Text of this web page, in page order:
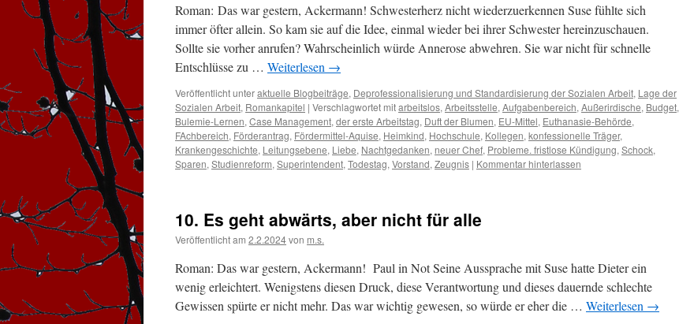
Roman: Das war gestern, Ackermann! Schwesterherz nicht wiederzuerkennen Suse fühlte sich
immer öfter allein. So kam sie auf die Idee, einmal wieder bei ihrer Schwester hereinzuschauen.
Sollte sie vorher anrufen? Wahrscheinlich würde Annerose abwehren. Sie war nicht für schnelle
Entschlüsse zu … Weiterlesen →
Veröffentlicht unteraktuelle Blogbeiträge, Deprofessionalisierung und Standardisierung der Sozialen Arbeit, Lage der
Sozialen Arbeit, Romankapitel | Verschlagwortet mitarbeitslos, Arbeitsstelle, Aufgabenbereich, Außerirdische, Budget,
Bulemie-Lernen, Case Management, der erste Arbeitstag, Duft der Blumen, EU-Mittel, Euthanasie-Behörde,
FAchbereich, Förderantrag, Fördermittel-Aquise, Heimkind, Hochschule, Kollegen, konfessionelle Träger,
Krankengeschichte, Leitungsebene, Liebe, Nachtgedanken, neuer Chef, Probleme. fristlose Kündigung, Schock,
Sparen, Studienreform, Superintendent, Todestag, Vorstand, Zeugnis | Kommentar hinterlassen
10. Es geht abwärts, aber nicht für alle
Veröffentlicht am 2.2.2024von m.s.
Roman: Das war gestern, Ackermann! Paul in Not Seine Aussprache mit Suse hatte Dieter ein
wenig erleichtert. Wenigstens diesen Druck, diese Verantwortung und dieses dauernde schlechte
Gewissen spürte er nicht mehr. Das war wichtig gewesen, so würde er eher die … Weiterlesen →